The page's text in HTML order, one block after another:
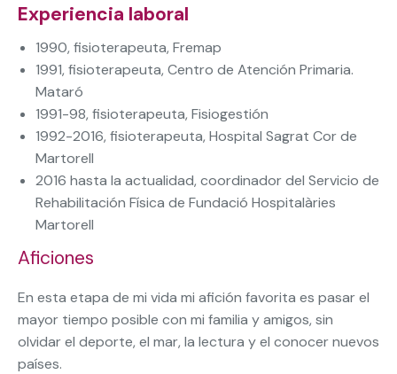
Experiencia laboral
1990, fisioterapeuta, Fremap
1991, fisioterapeuta, Centro de Atención Primaria.
Mataró
1991-98, fisioterapeuta, Fisiogestión
1992-2016, fisioterapeuta, Hospital Sagrat Cor de
Martorell
2016 hasta la actualidad, coordinador del Servicio de
Rehabilitación Física de Fundació Hospitalàries
Martorell
Aficiones
En esta etapa de mi vida mi afición favorita es pasar el
mayor tiempo posible con mi familia y amigos, sin
olvidar el deporte, el mar, la lectura y el conocer nuevos
países.